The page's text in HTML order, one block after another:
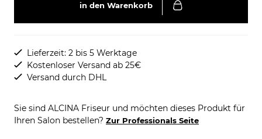
in den Warenkorb
Lieferzeit: 2 bis 5 Werktage
Kostenloser Versand ab 25€
Versand durch DHL
Sie sind ALCINA Friseur und möchten dieses Produkt für
Ihren Salon bestellen? Zur Professionals Seite